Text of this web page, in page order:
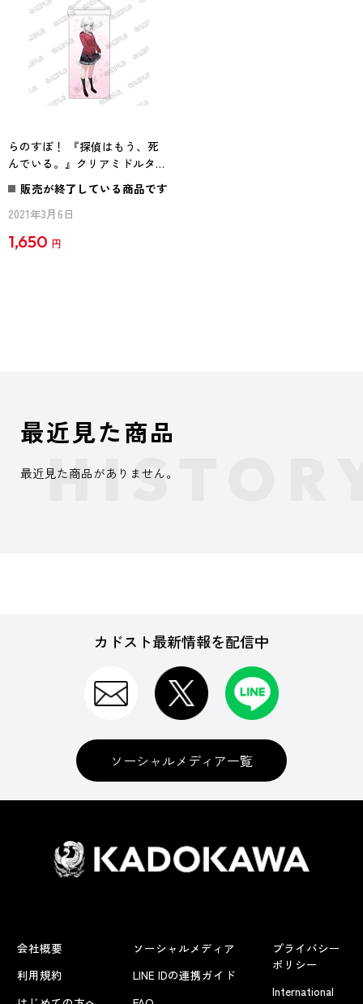
らのすぽ！ 『探偵はもう、死
んでいる。』クリアミドルタペ
販売が終了している商品です
2021年3月6日
1,650 円
最近見た商品
最近見た商品がありません。
カドスト最新情報を配信中
ソーシャルメディア一覧
会社概要
利用規約
ソーシャルメディア
LINE IDの連携ガイド
プライバシー
ポリシー
International